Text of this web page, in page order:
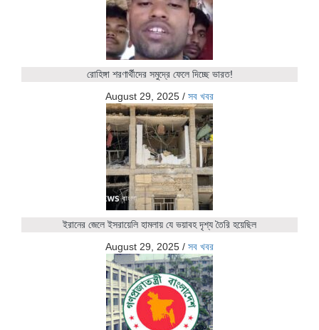
রোহিঙ্গা শরণার্থীদের সমুদ্রে ফেলে দিচ্ছে ভারত!
August 29, 2025 / সব খবর
ইরানের জেলে ইসরায়েলি হামলায় যে ভয়াবহ দৃশ্য তৈরি হয়েছিল
August 29, 2025 / সব খবর